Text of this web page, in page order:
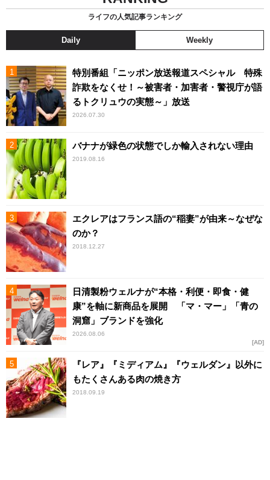
ライフの人気記事ランキング
Daily Weekly
特別番組「ニッポン放送報道スペシャル 特殊
詐欺をなくせ！～被害者・加害者・警視庁が語
るトクリュウの実態～」放送
2026.07.30
バナナが緑色の状態でしか輸入されない理由
2019.08.16
エクレアはフランス語の“稲妻”が由来～なぜな
のか？
2018.12.27
日清製粉ウェルナが“本格・利便・即食・健
康”を軸に新商品を展開 「マ・マー」「青の
洞窟」ブランドを強化
2026.08.06
AD
『レア』『ミディアム』『ウェルダン』以外に
もたくさんある肉の焼き方
2018.09.19